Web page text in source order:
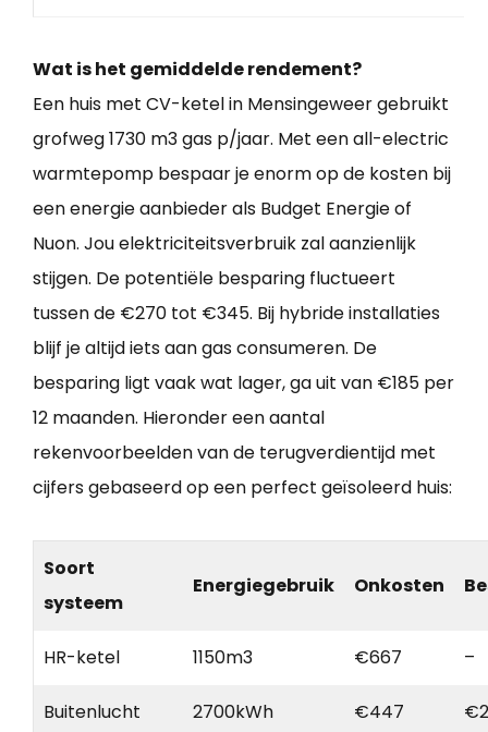
Wat is het gemiddelde rendement?
Een huis met CV-ketel in Mensingeweer gebruikt
grofweg 1730 m3 gas p/jaar. Met een all-electric
warmtepomp bespaar je enorm op de kosten bij
een energie aanbieder als Budget Energie of
Nuon. Jou elektriciteitsverbruik zal aanzienlijk
stijgen. De potentiële besparing fluctueert
tussen de €270 tot €345. Bij hybride installaties
blijf je altijd iets aan gas consumeren. De
besparing ligt vaak wat lager, ga uit van €185 per
12 maanden. Hieronder een aantal
rekenvoorbeelden van de terugverdientijd met
cijfers gebaseerd op een perfect geïsoleerd huis:
Soort
systeem
Energiegebruik Onkosten
HR-ketel 1150m3 €667 –
Buitenlucht 2700kWh €447